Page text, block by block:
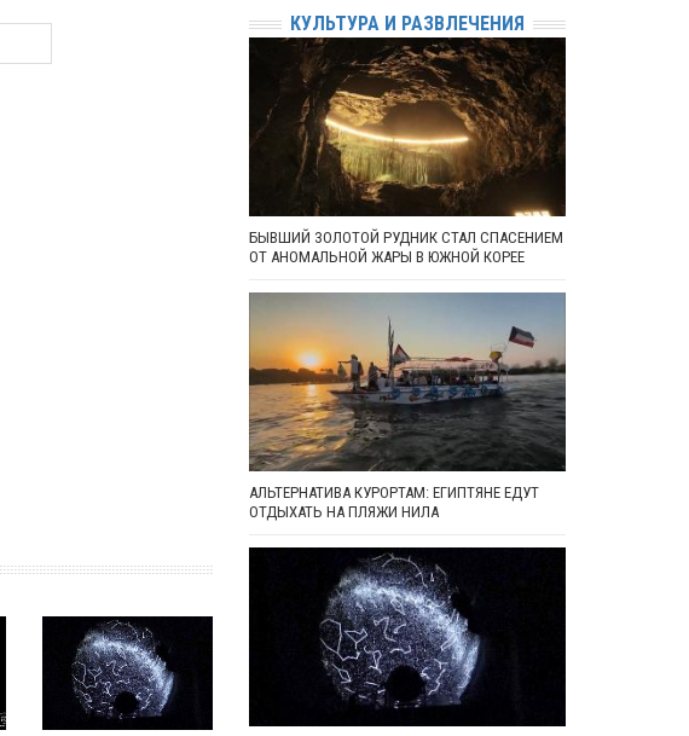
КУЛЬТУРА И РАЗВЛЕЧЕНИЯ
БЫВШИЙ ЗОЛОТОЙ РУДНИК СТАЛ СПАСЕНИЕМ
ОТ АНОМАЛЬНОЙ ЖАРЫ В ЮЖНОЙ КОРЕЕ
АЛЬТЕРНАТИВА КУРОРТАМ: ЕГИПТЯНЕ ЕДУТ
ОТДЫХАТЬ НА ПЛЯЖИ НИЛА